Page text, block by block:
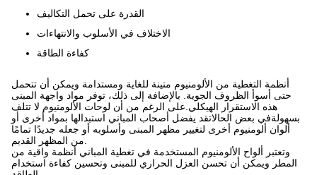
القدرة على تحمل التكاليف
الاختلاف في الأسلوب والانتهاءات
كفاءة الطاقة
أنظمة التغطية من الألومنيوم متينة للغاية ومستدامة ويمكن أن تتحمل
حتى أسوأ الظروف الجوية. بالإضافة إلى ذلك، توفر مواد واجهة المبنى
هذه الاستقرار الهيكلي.على الرغم من أن لوحات الألومنيوم لا تتلف
بسهولةفي بعض الحالاتقد يفضل أصحاب المباني استبدالها بمواد أخرى أو
ألوان ألومنيوم أخرى لتغيير مظهر المبنى وأسلوبه أو جعله جديدًا تمامًا
وتعتبر ألواح الألومنيوم المستخدمة في تغطية المباني أنظمة واقية من
المطر ويمكن أن تحسن العزل الحراري للمبنى وتحسين كفاءة استخدام